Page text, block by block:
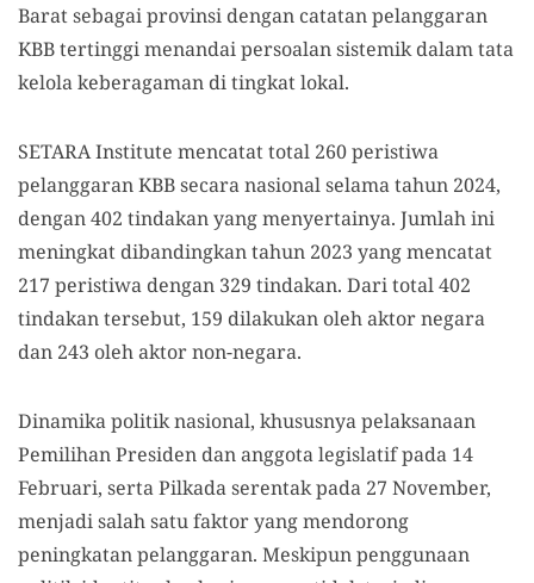
Barat sebagai provinsi dengan catatan pelanggaran
KBB tertinggi menandai persoalan sistemik dalam tata
kelola keberagaman di tingkat lokal.
SETARA Institute mencatat total 260 peristiwa
pelanggaran KBB secara nasional selama tahun 2024,
dengan 402 tindakan yang menyertainya. Jumlah ini
meningkat dibandingkan tahun 2023 yang mencatat
217 peristiwa dengan 329 tindakan. Dari total 402
tindakan tersebut, 159 dilakukan oleh aktor negara
dan 243 oleh aktor non-negara.
Dinamika politik nasional, khususnya pelaksanaan
Pemilihan Presiden dan anggota legislatif pada 14
Februari, serta Pilkada serentak pada 27 November,
menjadi salah satu faktor yang mendorong
peningkatan pelanggaran. Meskipun penggunaan